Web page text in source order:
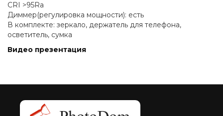
CRI >95Ra
Диммер(регулировка мощности): есть
В комплекте: зеркало, держатель для телефона,
осветитель, сумка
Видео презентация